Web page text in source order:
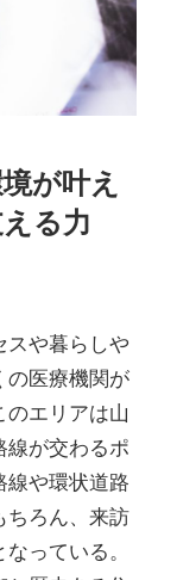
が叶え
る力
や暮らしや
の医療機関が
のエリアは山
が交わるポ
や環状道路
ちろん、来訪
っている。